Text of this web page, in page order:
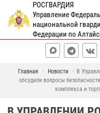
РОСГВАРДИЯ
Управление
национальной
Федерации по
Главная Новости
В
обсудили вопросы
комплекса и